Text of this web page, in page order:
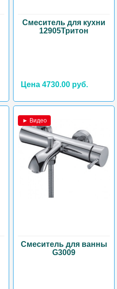
Смеситель для кухни
12905Тритон
Цена 4730.00 руб.
► Видео
Смеситель для ванны
G3009